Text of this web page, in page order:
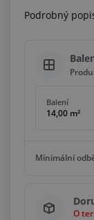
Podrobný
Balení
14,00 m²
Minimální
14,00 m²
O